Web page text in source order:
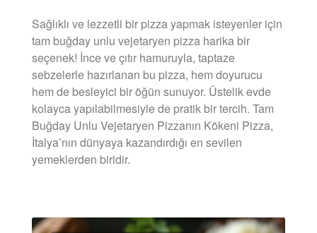
Sağlıklı ve lezzetli bir pizza yapmak isteyenler için
tam buğday unlu vejetaryen pizza harika bir
seçenek! İnce ve çıtır hamuruyla, taptaze
sebzelerle hazırlanan bu pizza, hem doyurucu
hem de besleyici bir öğün sunuyor. Üstelik evde
kolayca yapılabilmesiyle de pratik bir tercih. Tam
Buğday Unlu Vejetaryen Pizzanın Kökeni Pizza,
İtalya’nın dünyaya kazandırdığı en sevilen
yemeklerden biridir.